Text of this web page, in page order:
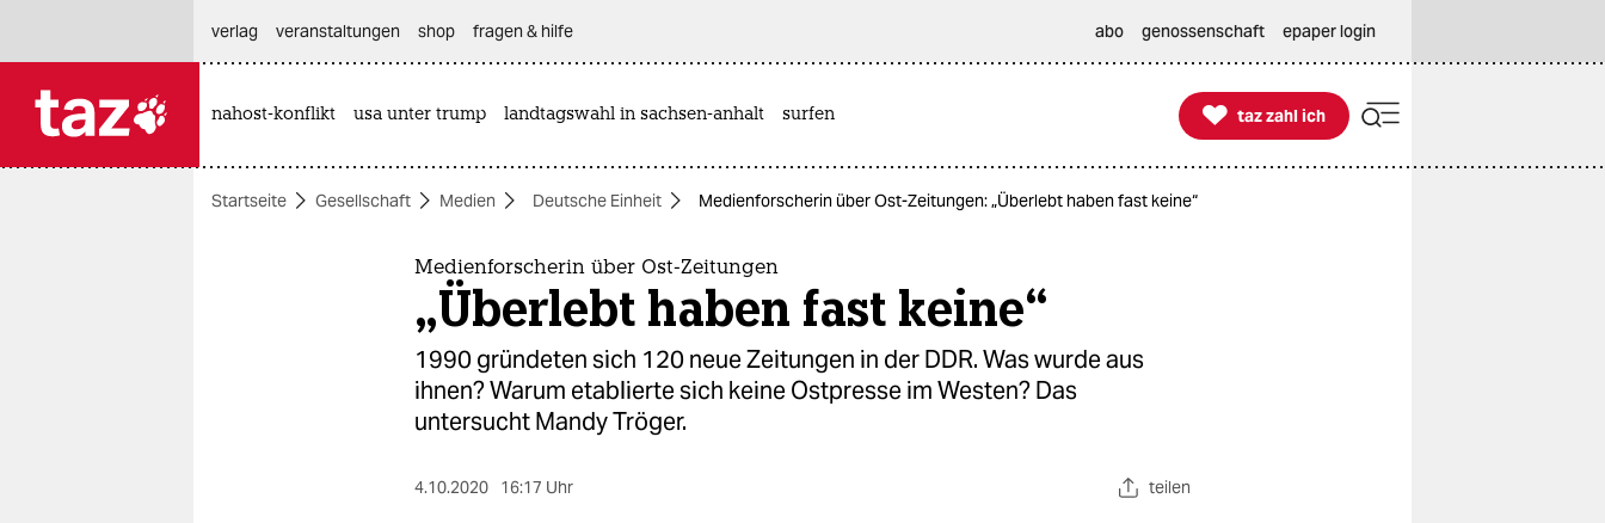
themen
verlag
veranstaltungen shop fragen & hilfe abo genossenschaft epaper login
nahost-konflikt usa unter trump landtagswahl in sachsen-anhalt surfen 
taz zahl ich
taz zahl ich
Startseite Gesellschaft Medien Deutsche Einheit Medienforscherin über Ost-Zeitungen: „Überlebt haben fast keine“
Medienforscherin über Ost-Zeitungen
„Überlebt haben fast keine“
1990 gründeten sich 120 neue Zeitungen in der DDR. Was wurde aus
ihnen? Warum etablierte sich keine Ostpresse im Westen? Das
untersucht Mandy Tröger.
4.10.2020 16:17 Uhr teilen